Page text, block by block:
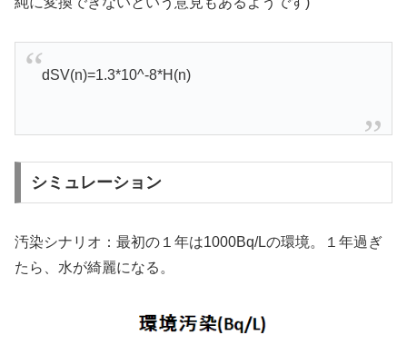
dSV(n)=1.3*10^-8*H(n)
シミュレーション
汚染シナリオ：最初の１年は1000Bq/Lの環境。１年過ぎ
たら、水が綺麗になる。